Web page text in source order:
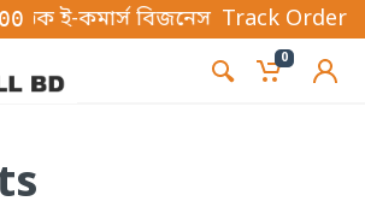
কমার্স বিজনেস প্লাটফর্ম , এখানে
Track Order
0